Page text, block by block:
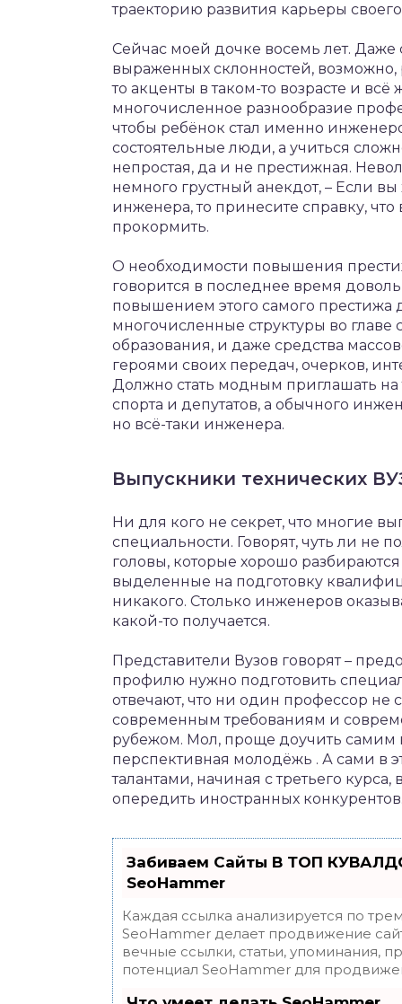
траекторию развития карьеры
Сейчас моей дочке восемь лет. Даже
выраженных склонностей, возможно,
то акценты в таком-то возрасте и всё
многочисленное разнообразие
чтобы ребёнок стал именно
состоятельные люди, а учиться
непростая, да и не престижная.
немного грустный анекдот, – Если вы
инженера, то принесите справку, что
прокормить.
О необходимости повышения
говорится в последнее время
повышением этого самого
многочисленные структуры во главе
образования, и даже средства
героями своих передач, очерков,
Должно стать модным приглашать
спорта и депутатов, а обычного
но всё-таки инженера.
Выпускники технических
Ни для кого не секрет, что многие
специальности. Говорят, чуть ли не
головы, которые хорошо
выделенные на подготовку
никакого. Столько инженеров
какой-то получается.
Представители Вузов говорят –
профилю нужно подготовить
отвечают, что ни один профессор не
современным требованиям и
рубежом. Мол, проще доучить самим
перспективная молодёжь . А сами в
талантами, начиная с третьего
опередить иностранных
Забиваем Сайты В ТОП
SeoHammer
Каждая ссылка анализируется по
SeoHammer делает продвижение
вечные ссылки, статьи, упоминания,
потенциал SeoHammer для